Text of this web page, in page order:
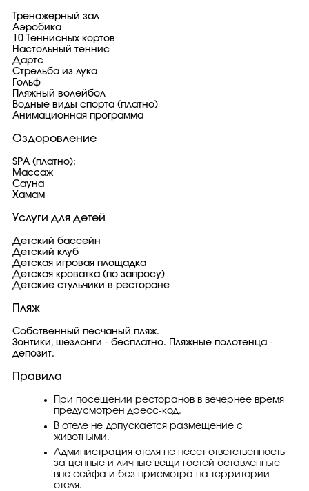
Тренажерный зал
Аэробика
10 Теннисных кортов
Настольный теннис
Дартс
Стрельба из лука
Гольф
Пляжный волейбол
Водные виды спорта (платно)
Анимационная программа
Оздоровление
SPA (платно):
Массаж
Сауна
Хамам
Услуги для детей
Детский бассейн
Детский клуб
Детская игровая площадка
Детская кроватка (по запросу)
Детские стульчики в ресторане
Пляж
Собственный песчаный пляж.
Зонтики, шезлонги - бесплатно. Пляжные полотенца -
депозит.
Правила
При посещении ресторанов в вечернее время
предусмотрен дресс-код.
В отеле не допускается размещение с
животными.
Администрация отеля не несет ответственность
за ценные и личные вещи гостей оставленные
вне сейфа и без присмотра на территории
отеля.